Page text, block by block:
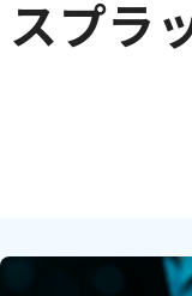
スプラ